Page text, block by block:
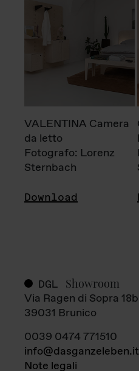
VALENTINA Camera
da letto
Fotografo: Lorenz
Sternbach
Download
DGL Showroom
Via Ragen di Sopra 18b
39031 Brunico
0039 0474 771510
info@dasganzeleben.it
Note legali